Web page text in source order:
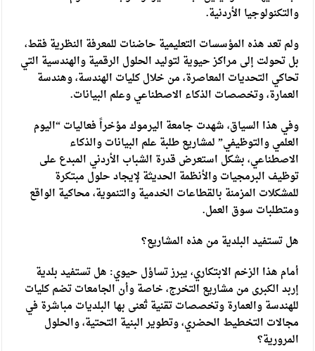
والتكنولوجيا الأردنية.
ولم تعد هذه المؤسسات التعليمية حاضنات للمعرفة النظرية فقط،
بل تحولت إلى مراكز حيوية لتوليد الحلول الرقمية والهندسية التي
تحاكي التحديات المعاصرة، من خلال كليات الهندسة، وهندسة
العمارة، وتخصصات الذكاء الاصطناعي وعلم البيانات.
​وفي هذا السياق، شهدت جامعة اليرموك مؤخراً فعاليات “اليوم
العلمي والتوظيفي” لمشاريع طلبة علم البيانات والذكاء
الاصطناعي، بشكل استعرض قدرة الشباب الأردني المبدع على
توظيف البرمجيات والأنظمة الحديثة لإيجاد حلول مبتكرة
للمشكلات المزمنة بالقطاعات الخدمية والتنموية، محاكية الواقع
ومتطلبات سوق العمل.
​هل تستفيد البلدية من هذه المشاريع؟
​أمام هذا الزخم الابتكاري، يبرز تساؤل حيوي: هل تستفيد بلدية
إربد الكبرى من مشاريع التخرج، خاصة وأن الجامعات تضم كليات
للهندسة والعمارة وتخصصات تقنية تُعنى بها البلديات مباشرة في
مجالات التخطيط الحضري، وتطوير البنية التحتية، والحلول
المرورية؟